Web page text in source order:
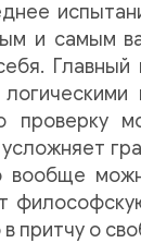
и самым
проверку
вообще
притчу о